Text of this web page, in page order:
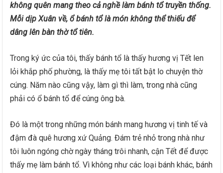
không quên mang theo cả nghề làm bánh tổ truyền thống.
Mỗi dịp Xuân về, ổ bánh tổ là món không thể thiếu để
dâng lên bàn thờ tổ tiên.
Trong ký ức của tôi, thấy bánh tổ là thấy hương vị Tết len
lỏi khắp phố phường, là thấy mẹ tôi tất bật lo chuyện thờ
cúng. Năm nào cũng vậy, làm gì thì làm, trong nhà cũng
phải có ổ bánh tổ để cúng ông bà.
Đó là một trong những món bánh mang hương vị tinh tế và
đậm đà quê hương xứ Quảng. Đám trẻ nhỏ trong nhà như
tôi luôn ngóng chờ ngày tháng trôi nhanh, cận Tết để được
thấy mẹ làm bánh tổ. Vì không như các loại bánh khác, bánh